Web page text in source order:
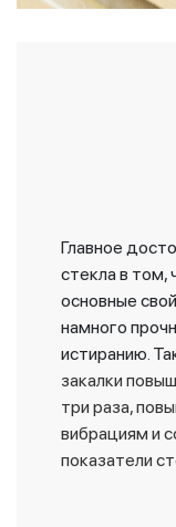
Главное
стекла в том,
основные
намного
истиранию.
закалки
три раза,
вибрациям и
показатели